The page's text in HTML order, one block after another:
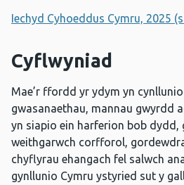
Iechyd Cyhoeddus Cymru, 2025
Cyflwyniad
Mae’r ffordd yr ydym yn
gwasanaethau, mannau gwyrdd
yn siapio ein harferion bob dydd,
weithgarwch corfforol,
chyflyrau ehangach fel salwch
gynllunio Cymru ystyried sut y